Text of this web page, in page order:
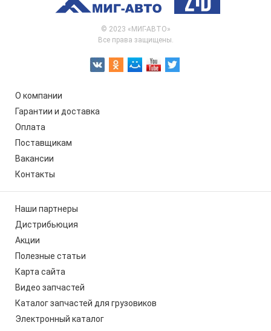
© 2023 «МИГ-АВТО»
Все права защищены.
О компании
Гарантии и доставка
Оплата
Поставщикам
Вакансии
Контакты
Наши партнеры
Дистрибьюция
Акции
Полезные статьи
Карта сайта
Видео запчастей
Каталог запчастей для грузовиков
Электронный каталог